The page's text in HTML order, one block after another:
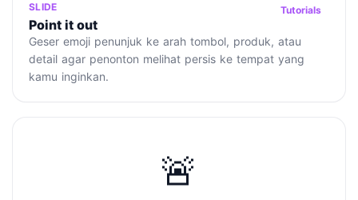
SLIDE
Point it out
Tutorials
Geser emoji penunjuk ke arah tombol, produk, atau
detail agar penonton melihat persis ke tempat yang
kamu inginkan.
🚨